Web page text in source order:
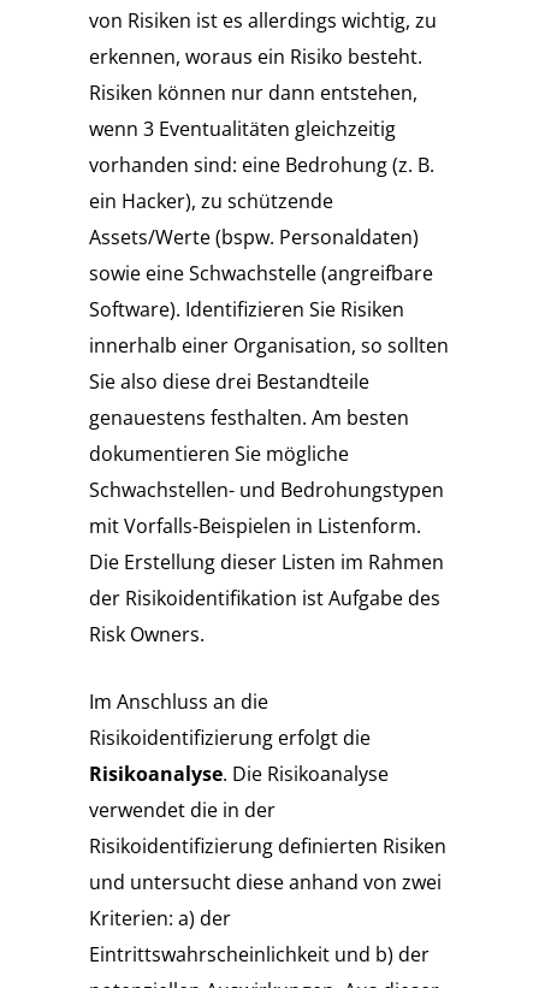
von Risiken ist es allerdings wichtig, zu
erkennen, woraus ein Risiko besteht.
Risiken können nur dann entstehen,
wenn 3 Eventualitäten gleichzeitig
vorhanden sind: eine Bedrohung (z. B.
ein Hacker), zu schützende
Assets/Werte (bspw. Personaldaten)
sowie eine Schwachstelle (angreifbare
Software). Identifizieren Sie Risiken
innerhalb einer Organisation, so sollten
Sie also diese drei Bestandteile
genauestens festhalten. Am besten
dokumentieren Sie mögliche
Schwachstellen- und Bedrohungstypen
mit Vorfalls-Beispielen in Listenform.
Die Erstellung dieser Listen im Rahmen
der Risikoidentifikation ist Aufgabe des
Risk Owners.
Im Anschluss an die
Risikoidentifizierung erfolgt die
Risikoanalyse. Die Risikoanalyse
verwendet die in der
Risikoidentifizierung definierten Risiken
und untersucht diese anhand von zwei
Kriterien: a) der
Eintrittswahrscheinlichkeit und b) der